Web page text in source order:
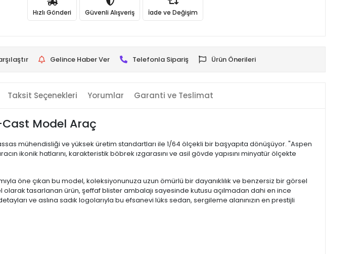
Hızlı Gönderi Güvenli Alışveriş İade ve Değişim
Gelince Haber Ver Telefonla Sipariş Ürün Önerileri
Taksit Seçenekleri Yorumlar Garanti ve Teslimat
Cast Model Araç
mühendisliği ve yüksek üretim standartları ile 1/64 ölçekli bir başyapıta dönüşüyor. "Aspen
ikonik hatlarını, karakteristik böbrek ızgarasını ve asil gövde yapısını minyatür ölçekte
öne çıkan bu model, koleksiyonunuza uzun ömürlü bir dayanıklılık ve benzersiz bir görsel
tasarlanan ürün, şeffaf blister ambalajı sayesinde kutusu açılmadan dahi en ince
ve aslına sadık logolarıyla bu efsanevi lüks sedan, sergileme alanınızın en prestijli